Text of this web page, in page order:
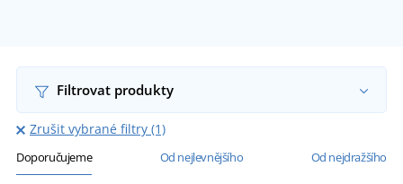
Filtrovat produkty
Zrušit vybrané filtry (1)
Doporučujeme Od nejlevnějšího Od nejdražšího